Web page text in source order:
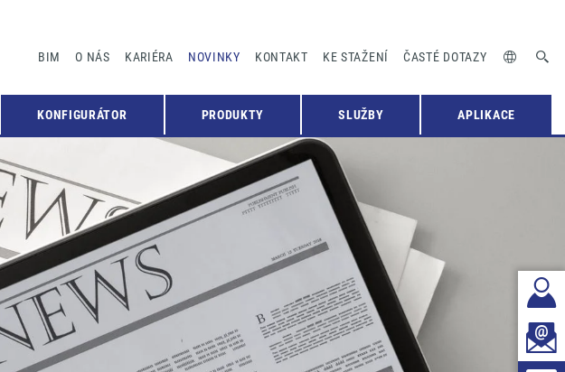
BIM O NÁS KARIÉRA NOVINKY KONTAKT KE STAŽENÍ ČASTÉ DOTAZY
KONFIGURÁTOR PRODUKTY SLUŽBY APLIKACE